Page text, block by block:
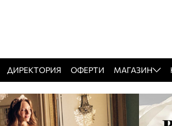
ДИРЕКТОРИЯ ОФЕРТИ МАГАЗИН